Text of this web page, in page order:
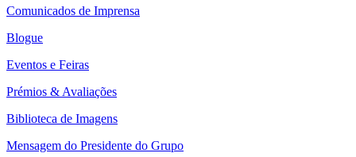
Comunicados de Imprensa
Blogue
Eventos e Feiras
Prémios & Avaliações
Biblioteca de Imagens
Mensagem do Presidente do Grupo